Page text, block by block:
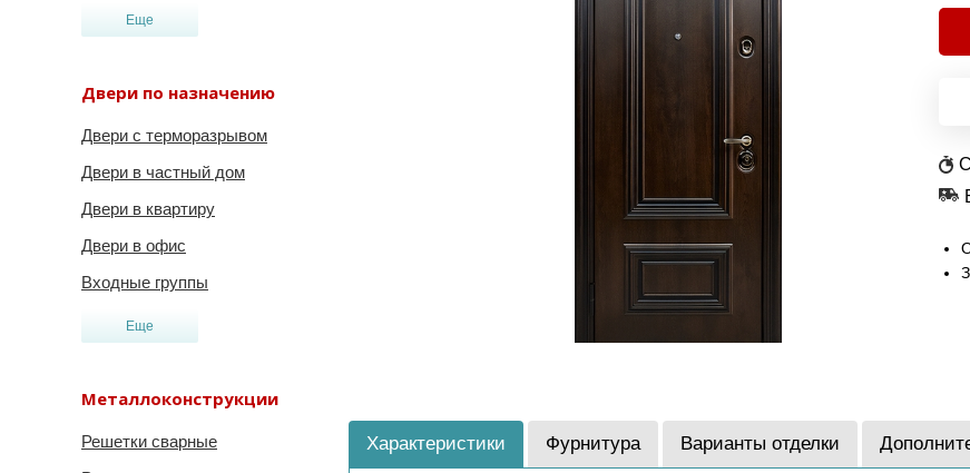
Еще
Двери по назначению
Двери с терморазрывом
Двери в частный дом
Двери в квартиру
Двери в офис
Входные группы
Еще
Металлоконструкции
Решетки сварные
Характеристики Фурнитура Варианты отделки